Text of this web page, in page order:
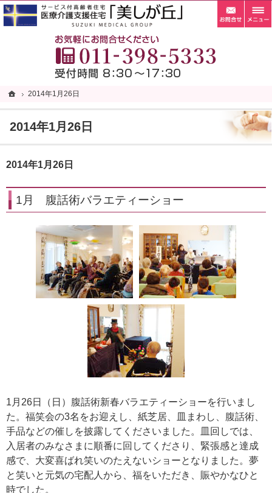
ホーム
2014年1月26日
2014年1月26日
札幌市清田区の老人ホーム・サービス付き高齢者向け住宅・サ高住なら当施設へ。
札幌市清田区の老人ホーム・サービス付き高齢者向け住宅・サ高住なら自家菜園がある「
2014年1月26日
1月 腹話術バラエティーショー
1月26日（日）腹話術新春バラエティーショーを行いまし
た。福笑会の3名をお迎えし、紙芝居、皿まわし、腹話術、
手品などの催しを披露してくださいました。皿回しでは、
入居者のみなさまに順番に回してくださり、緊張感と達成
感で、大変喜ばれ笑いのたえないショーとなりました。夢
と笑いと元気の宅配人から、福をいただき、賑やかなひと
時でした。
お
ホーム
2014年1月26日